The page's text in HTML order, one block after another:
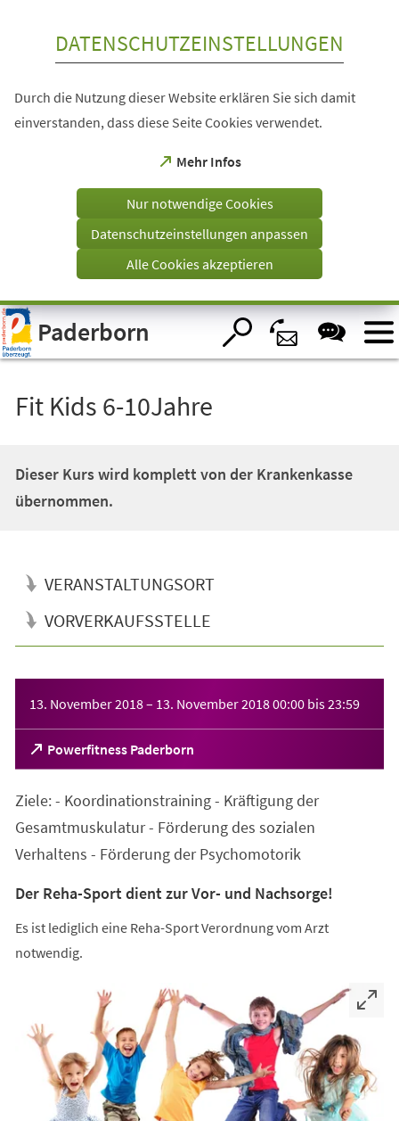
Visuelle
Assistenzsoftware
öffnen.
DATENSCHUTZEINSTELLUNGEN
Durch die Nutzung dieser Website erklären Sie sich damit
einverstanden, dass diese Seite Cookies verwendet.
Mehr Infos
(Öffnet
einem
Tab)
Nur notwendige Cookies
Datenschutzeinstellungen anpassen
Alle Cookies akzeptieren
Paderborn
Fit Kids 6-10Jahre
Dieser Kurs wird komplett von der Krankenkasse
übernommen.
VERANSTALTUNGSORT
VORVERKAUFSSTELLE
13. November 2018– 13. November 201800:00 bis23:59
Powerfitness Paderborn
(Öffnet
in
neuen
Ziele: - Koordinationstraining - Kräftigung der
Gesamtmuskulatur - Förderung des sozialen
Verhaltens - Förderung der Psychomotorik
Der Reha-Sport dient zur Vor- und Nachsorge!
Es ist lediglich eine Reha-Sport Verordnung vom Arzt
notwendig.